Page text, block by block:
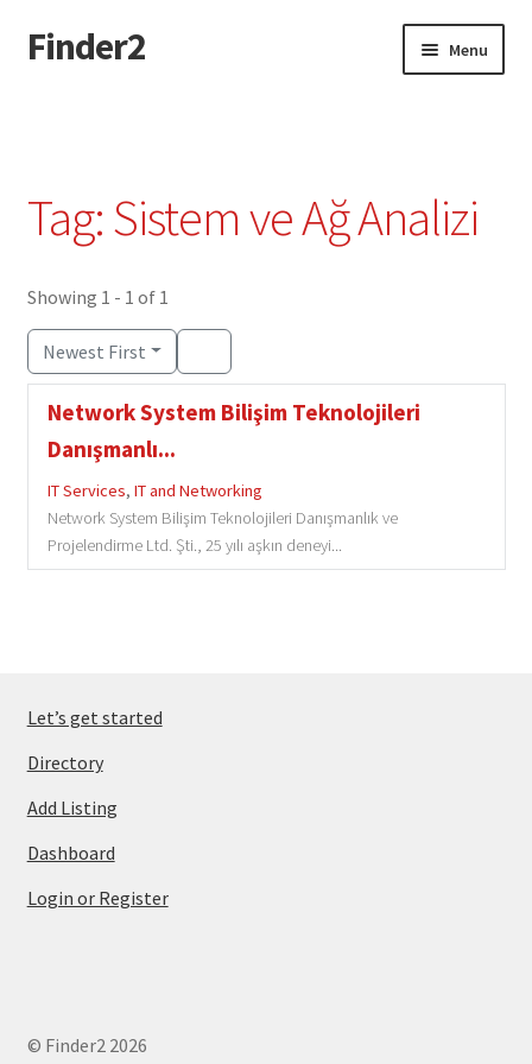
Skip
to
Skip
to
Finder2 Menu
Dashboard
Privacy Policy
Tag: Sistem ve Ağ Analizi
Showing 1 - 1 of 1
Newest First
Network System Bilişim Teknolojileri
Danışmanlı...
IT Services, IT and Networking
Network System Bilişim Teknolojileri Danışmanlık ve
Projelendirme Ltd. Şti., 25 yılı aşkın deneyi...
Let’s get started
Directory
Add Listing
Dashboard
Login or Register
© Finder2 2026